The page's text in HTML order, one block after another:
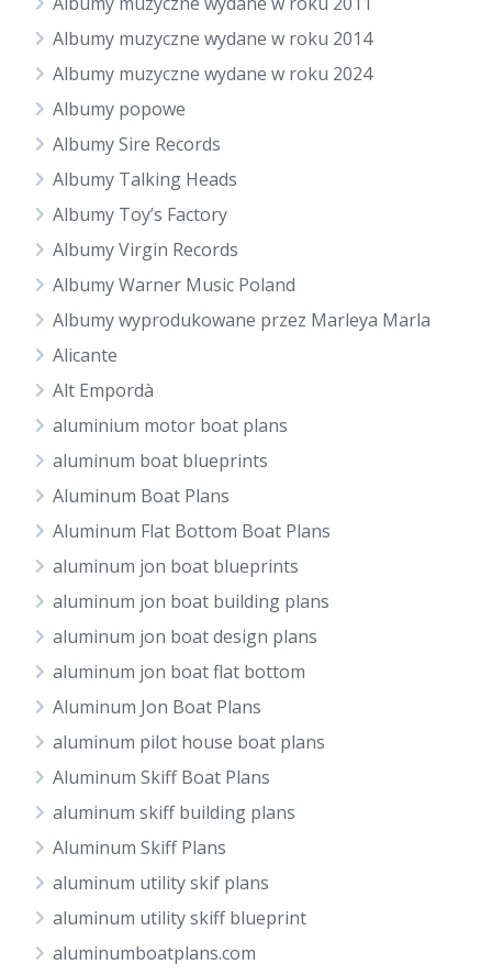
Albumy muzyczne wydane w roku 2014
Albumy muzyczne wydane w roku 2024
Albumy popowe
Albumy Sire Records
Albumy Talking Heads
Albumy Toy’s Factory
Albumy Virgin Records
Albumy Warner Music Poland
Albumy wyprodukowane przez Marleya Marla
Alicante
Alt Empordà
aluminium motor boat plans
aluminum boat blueprints
Aluminum Boat Plans
Aluminum Flat Bottom Boat Plans
aluminum jon boat blueprints
aluminum jon boat building plans
aluminum jon boat design plans
aluminum jon boat flat bottom
Aluminum Jon Boat Plans
aluminum pilot house boat plans
Aluminum Skiff Boat Plans
aluminum skiff building plans
Aluminum Skiff Plans
aluminum utility skif plans
aluminum utility skiff blueprint
aluminumboatplans.com